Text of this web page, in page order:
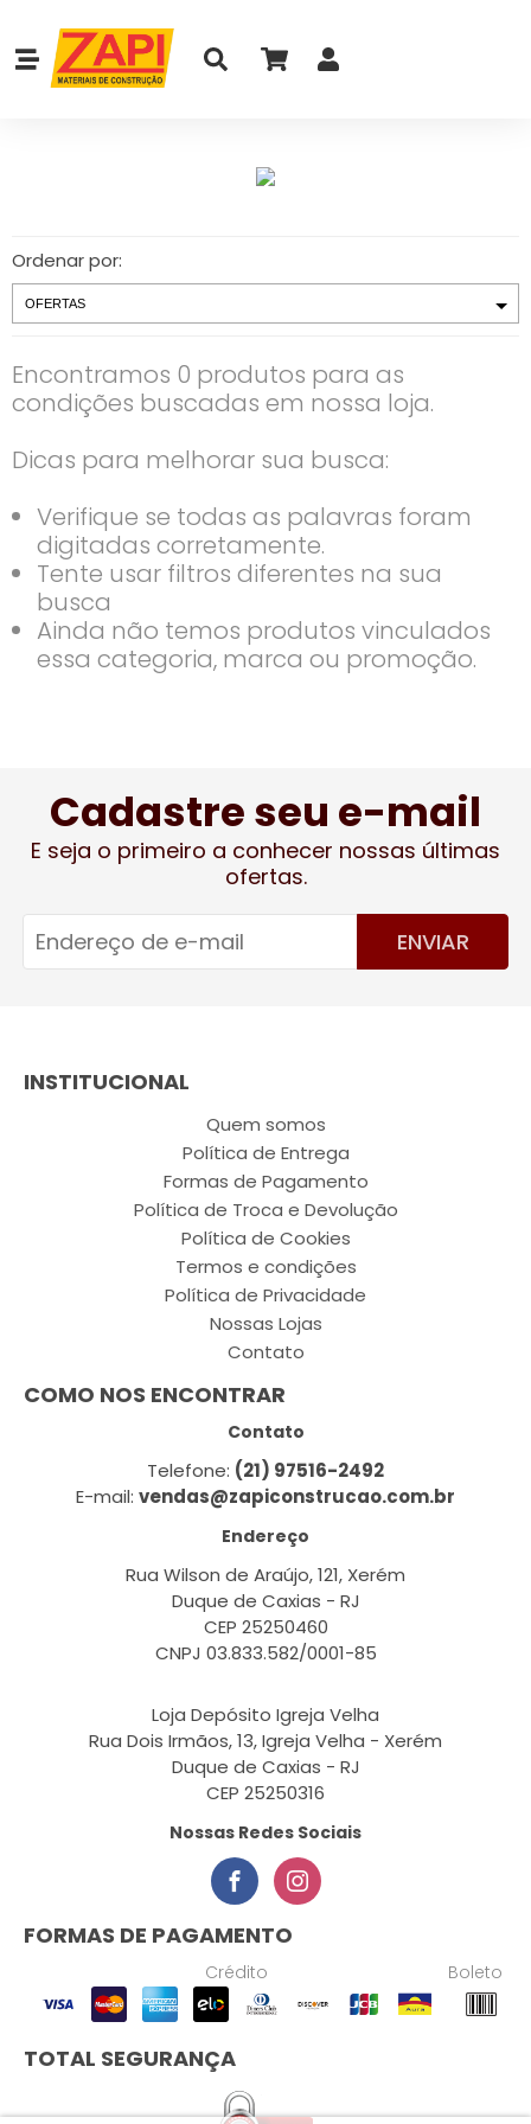
Ordenar por:
Encontramos 0 produtos para as
condições buscadas em nossa loja.
Dicas para melhorar sua busca:
Verifique se todas as palavras foram
digitadas corretamente.
Tente usar filtros diferentes na sua
busca
Ainda não temos produtos vinculados
essa categoria, marca ou promoção.
Cadastre seu e-mail
E seja o primeiro a conhecer nossas últimas
ofertas.
ENVIAR
INSTITUCIONAL
Quem somos
Política de Entrega
Formas de Pagamento
Política de Troca e Devolução
Política de Cookies
Termos e condições
Política de Privacidade
Nossas Lojas
Contato
COMO NOS ENCONTRAR
Contato
Telefone: (21) 97516-2492
E-mail: vendas@zapiconstrucao.com.br
Endereço
Rua Wilson de Araújo, 121, Xerém
Duque de Caxias - RJ
CEP 25250460
CNPJ 03.833.582/0001-85
Loja Depósito Igreja Velha
Rua Dois Irmãos, 13, Igreja Velha - Xerém
Duque de Caxias - RJ
CEP 25250316
Nossas Redes Sociais
FORMAS DE PAGAMENTO
Crédito Boleto
TOTAL SEGURANÇA